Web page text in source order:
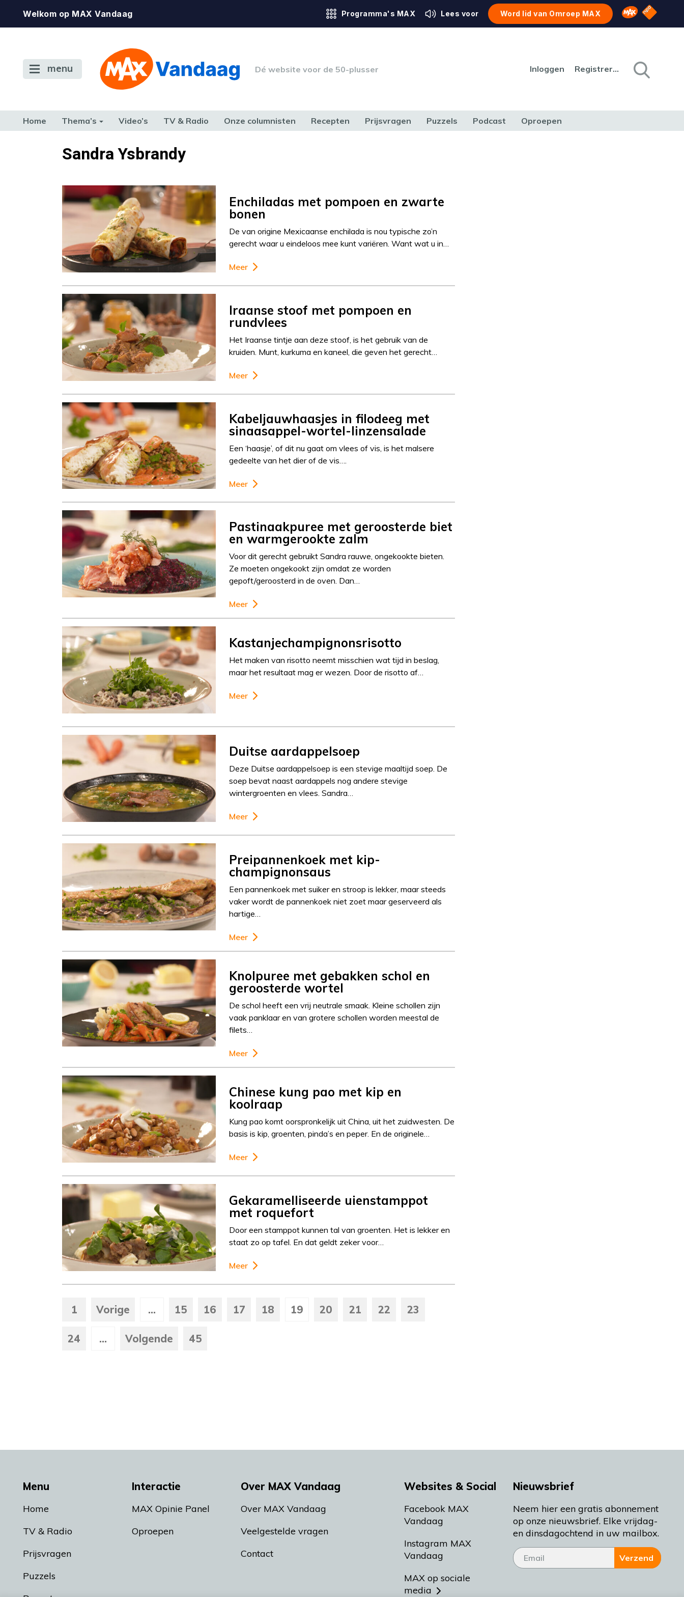
Welkom op MAX Vandaag Programma's MAX Lees voor Word lid van Omroep MAX Omroep MAX
NPO
menu Dé website voor de 50-plusser Inloggen Registreren
Home Thema’s Video’s TV & Radio Onze columnisten Recepten Prijsvragen Puzzels Podcast Oproepen
TERUG NAAR TOENSandra Ysbrandy
Enchiladas met pompoen en zwarte
bonen
De van origine Mexicaanse enchilada is nou typische zo’n
gerecht waar u eindeloos mee kunt variëren. Want wat u in…
Meer
Iraanse stoof met pompoen en
rundvlees
Het Iraanse tintje aan deze stoof, is het gebruik van de
kruiden. Munt, kurkuma en kaneel, die geven het gerecht…
Meer
Kabeljauwhaasjes in filodeeg met
sinaasappel-wortel-linzensalade
Een ‘haasje’, of dit nu gaat om vlees of vis, is het malsere
gedeelte van het dier of de vis….
Meer
Pastinaakpuree met geroosterde biet
en warmgerookte zalm
Voor dit gerecht gebruikt Sandra rauwe, ongekookte bieten.
Ze moeten ongekookt zijn omdat ze worden
gepoft/geroosterd in de oven. Dan…
Meer
Kastanjechampignonsrisotto
Het maken van risotto neemt misschien wat tijd in beslag,
maar het resultaat mag er wezen. Door de risotto af…
Meer
Duitse aardappelsoep
Deze Duitse aardappelsoep is een stevige maaltijd soep. De
soep bevat naast aardappels nog andere stevige
wintergroenten en vlees. Sandra…
Meer
Preipannenkoek met kip-
champignonsaus
Een pannenkoek met suiker en stroop is lekker, maar steeds
vaker wordt de pannenkoek niet zoet maar geserveerd als
hartige…
Meer
Knolpuree met gebakken schol en
geroosterde wortel
De schol heeft een vrij neutrale smaak. Kleine schollen zijn
vaak panklaar en van grotere schollen worden meestal de
filets…
Meer
Chinese kung pao met kip en
koolraap
Kung pao komt oorspronkelijk uit China, uit het zuidwesten. De
basis is kip, groenten, pinda’s en peper. En de originele…
Meer
Gekaramelliseerde uienstamppot
met roquefort
Door een stamppot kunnen tal van groenten. Het is lekker en
staat zo op tafel. En dat geldt zeker voor…
Meer
1 Vorige ... 15 16 17 18 19 20 21 22 23
24 ... Volgende 45
Menu
Home
TV & Radio
Prijsvragen
Puzzels
Interactie
MAX Opinie Panel
Oproepen
Over MAX Vandaag
Over MAX Vandaag
Veelgestelde vragen
Contact
Websites & Social
Facebook MAX
Vandaag
Instagram MAX
Vandaag
MAX op sociale
media
Nieuwsbrief
Neem hier een gratis abonnement
op onze nieuwsbrief. Elke vrijdag-
en dinsdagochtend in uw mailbox.
Verzend